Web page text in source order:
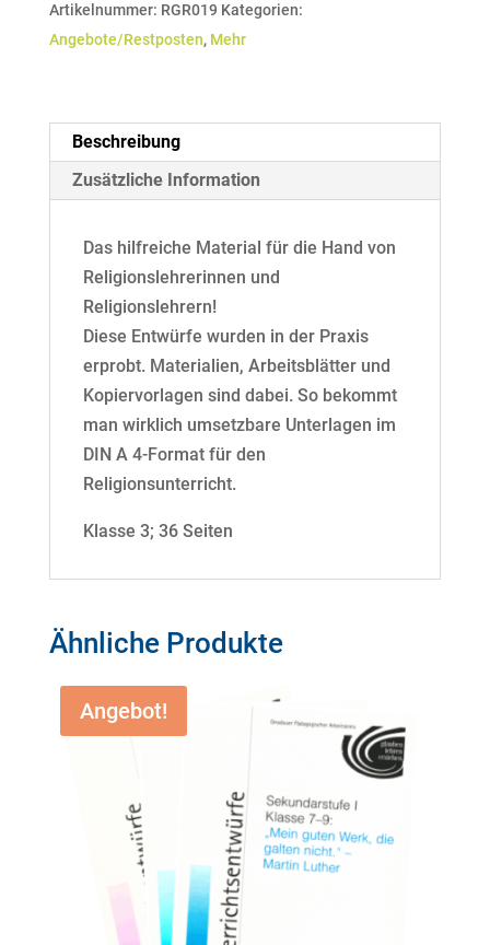
wahrnehmen
Menge
Artikelnummer: RGR019 Kategorien:
Angebote/Restposten, Mehr
Beschreibung
Zusätzliche Information
Das hilfreiche Material für die Hand von
Religionslehrerinnen und
Religionslehrern!
Diese Entwürfe wurden in der Praxis
erprobt. Materialien, Arbeitsblätter und
Kopiervorlagen sind dabei. So bekommt
man wirklich umsetzbare Unterlagen im
DIN A 4-Format für den
Religionsunterricht.
Klasse 3; 36 Seiten
Ähnliche Produkte
Angebot!